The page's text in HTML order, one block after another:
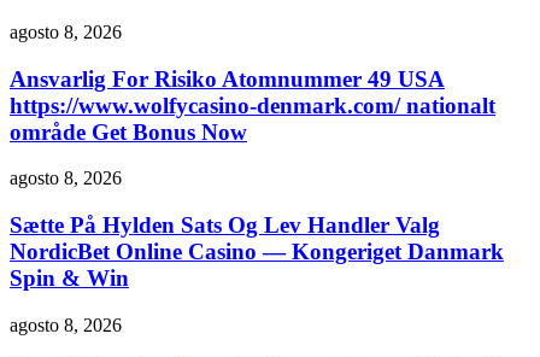
agosto 8, 2026
Ansvarlig For Risiko Atomnummer 49 USA
https://www.wolfycasino-denmark.com/ nationalt
område Get Bonus Now
agosto 8, 2026
Sætte På Hylden Sats Og Lev Handler Valg
NordicBet Online Casino — Kongeriget Danmark
Spin & Win
agosto 8, 2026